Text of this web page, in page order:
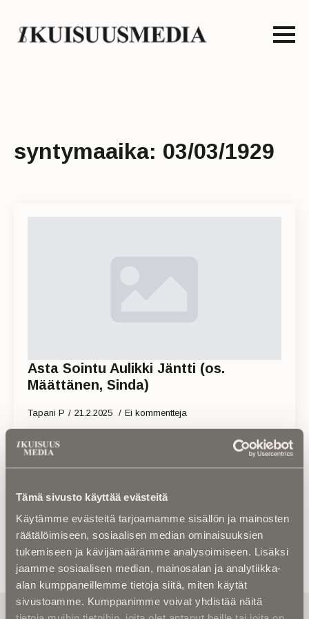
Tämä sivusto käyttää evästeitä
Käytämme evästeitä tarjoamamme sisällön ja mainosten
räätälöimiseen, sosiaalisen median ominaisuuksien
tukemiseen ja kävijämäärämme analysoimiseen. Lisäksi
jaamme sosiaalisen median, mainosalan ja analytiikka-
alan kumppaneillemme tietoja siitä, miten käytät
sivustoamme. Kumppanimme voivat yhdistää näitä
syntymaaika: 03/03/1929
Asta Sointu Aulikki Jäntti (os.
Määttänen, Sinda)
Tapani P 21.2.2025 Ei kommentteja
Read more
Tilaa uutiskirje - Pääset heti parhaiden